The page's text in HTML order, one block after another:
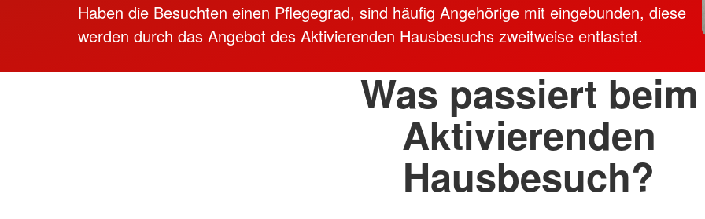
Haben die Besuchten einen Pflegegrad, sind häufig Angehörige mit eingebunden, diese
werden durch das Angebot des Aktivierenden Hausbesuchs zweitweise entlastet.
Was passiert beim
Aktivierenden
Hausbesuch?